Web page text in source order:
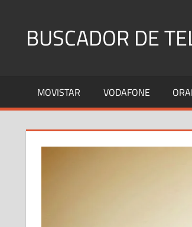
contenidoBUSCADOR DE
Fijos
y
MOVISTAR VODAFONE